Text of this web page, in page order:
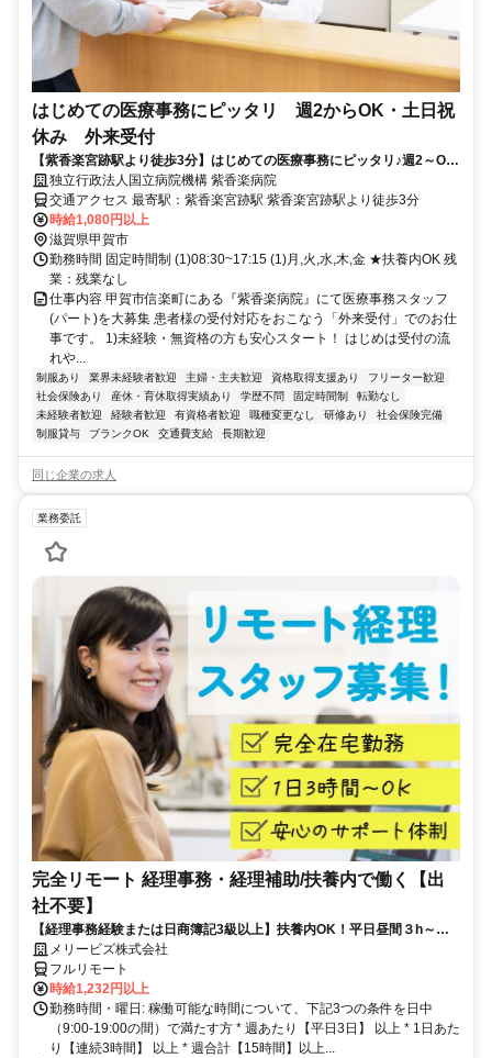
はじめての医療事務にピッタリ 週2からOK・土日祝
休み 外来受付
【紫香楽宮跡駅より徒歩3分】はじめての医療事務にピッタリ♪週2～OK
＆土日祝休み＜外来受付＞
独立行政法人国立病院機構 紫香楽病院
交通アクセス 最寄駅：紫香楽宮跡駅 紫香楽宮跡駅より徒歩3分
時給1,080円以上
滋賀県甲賀市
勤務時間 固定時間制 (1)08:30~17:15 (1)月,火,水,木,金 ★扶養内OK 残
業：残業なし
仕事内容 甲賀市信楽町にある『紫香楽病院』にて医療事務スタッフ
(パート)を大募集 患者様の受付対応をおこなう「外来受付」でのお仕
事です。 1)未経験・無資格の方も安心スタート！ はじめは受付の流
れや...
制服あり 業界未経験者歓迎 主婦・主夫歓迎 資格取得支援あり
フリーター歓迎
社会保険あり
産休・育休取得実績あり 学歴不問 固定時間制
転勤なし
未経験者歓迎
経験者歓迎 有資格者歓迎 職種変更なし 研修あり
社会保険完備
制服貸与
ブランクOK 交通費支給 長期歓迎
同じ企業の求人
業務委託
完全リモート 経理事務・経理補助/扶養内で働く【出
社不要】
【経理事務経験または日商簿記3級以上】扶養内OK！平日昼間３h～。
完全在宅で育児・介護中の方も大歓迎♪
メリービズ株式会社
フルリモート
時給1,232円以上
勤務時間・曜日: 稼働可能な時間について、下記3つの条件を日中
（9:00-19:00の間）で満たす方 * 週あたり【平日3日】 以上 * 1日あた
り【連続3時間】 以上 * 週合計【15時間】以上...